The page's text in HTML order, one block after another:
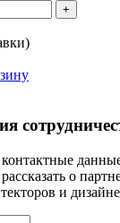
+
контактные
о
и